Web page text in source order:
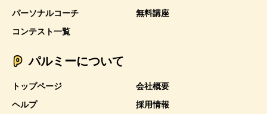
パーソナルコーチ
無料講座
コンテスト一覧
パルミーについて
トップページ
会社概要
ヘルプ
採用情報